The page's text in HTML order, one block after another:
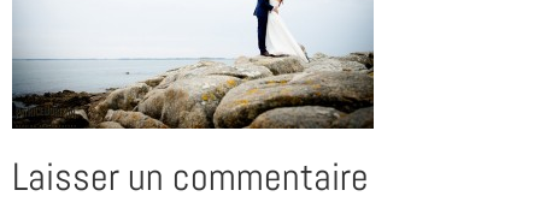
Laisser un commentaire